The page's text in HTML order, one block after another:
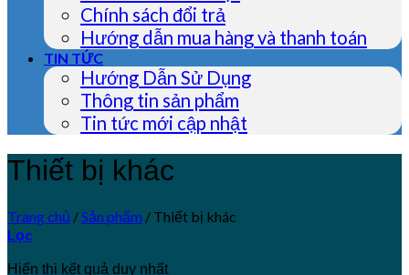
Chính sách đổi trả
Hướng dẫn mua hàng và thanh toán
TIN TỨC
Hướng Dẫn Sử Dụng
Thông tin sản phẩm
Tin tức mới cập nhật
Thiết bị khác
Trang chủ /Sản phẩm / Thiết bị khác
Lọc
Hiển thị kết quả duy nhất